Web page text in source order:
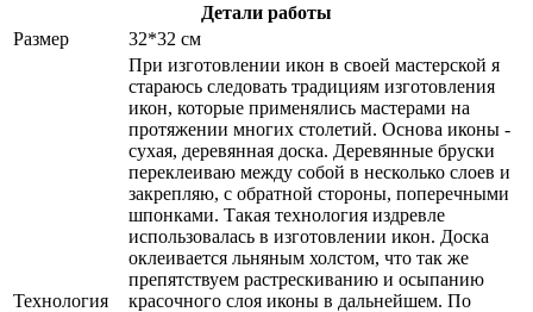
Детали работы
Размер
32*32 см
Технология
При изготовлении икон в своей мастерской я
стараюсь следовать традициям изготовления
икон, которые применялись мастерами на
протяжении многих столетий. Основа иконы -
сухая, деревянная доска. Деревянные бруски
переклеиваю между собой в несколько слоев и
закрепляю, с обратной стороны, поперечными
шпонками. Такая технология издревле
использовалась в изготовлении икон. Доска
оклеивается льняным холстом, что так же
препятствуем растрескиванию и осыпанию
красочного слоя иконы в дальнейшем. По